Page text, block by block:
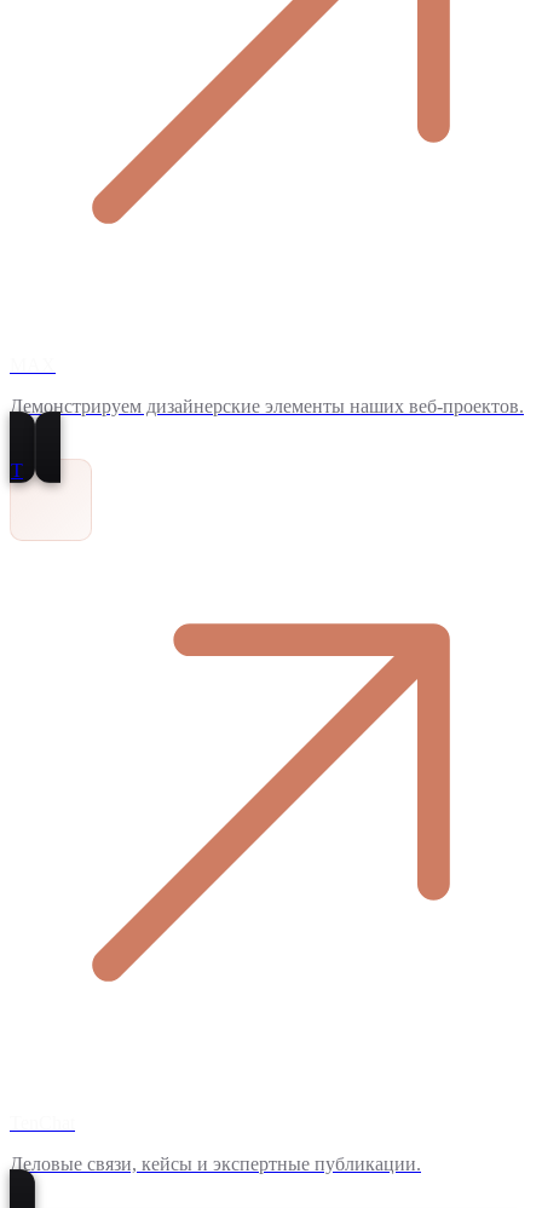
Демонстрируем дизайнерские элементы наших веб-проектов.
T
Деловые связи, кейсы и экспертные публикации.